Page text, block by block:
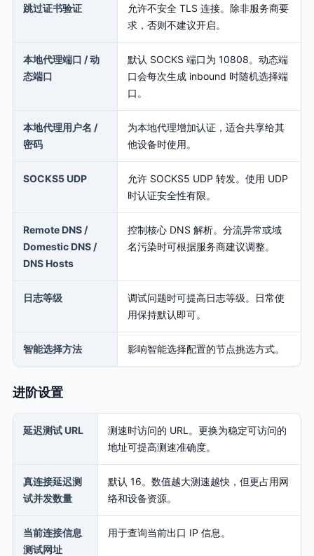
跳过证书验证
允许不安全 TLS 连接。除非服务商要
求，否则不建议开启。
本地代理端口 / 动
态端口
默认 SOCKS 端口为 10808。动态端
口会每次生成 inbound 时随机选择端
口。
本地代理用户名 /
密码
为本地代理增加认证，适合共享给其
他设备时使用。
SOCKS5 UDP
允许 SOCKS5 UDP 转发。使用 UDP
时认证安全性有限。
Remote DNS /
Domestic DNS /
DNS Hosts
控制核心 DNS 解析。分流异常或域
名污染时可根据服务商建议调整。
日志等级
调试问题时可提高日志等级。日常使
用保持默认即可。
智能选择方法 影响智能选择配置的节点挑选方式。
进阶设置
延迟测试 URL
测速时访问的 URL。更换为稳定可访问的
地址可提高测速准确度。
真连接延迟测
试并发数量
默认 16。数值越大测速越快，但更占用网
络和设备资源。
当前连接信息
测试网址
用于查询当前出口 IP 信息。